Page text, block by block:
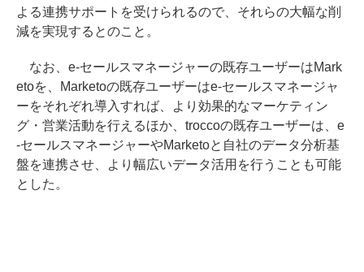
よる連携サポートを受けられるので、それらの大幅な削
減を実現するとのこと。
なお、e-セールスマネージャーの既存ユーザーはMark
etoを、Marketoの既存ユーザーはe-セールスマネージャ
ーをそれぞれ導入すれば、より効果的なマーケティン
グ・営業活動を行えるほか、troccoの既存ユーザーは、e
-セールスマネージャーやMarketoと自社のデータ分析基
盤を連携させ、より幅広いデータ活用を行うことも可能
とした。